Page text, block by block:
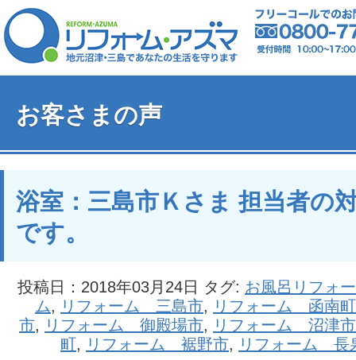
お客さまの声
浴室：三島市Ｋさま 担当者の
です。
投稿日：2018年03月24日 タグ: お風呂リフォ
ム, リフォーム 三島市, リフォーム 函南町
市, リフォーム 御殿場市, リフォーム 沼津市
町, リフォーム 裾野市, リフォーム 長